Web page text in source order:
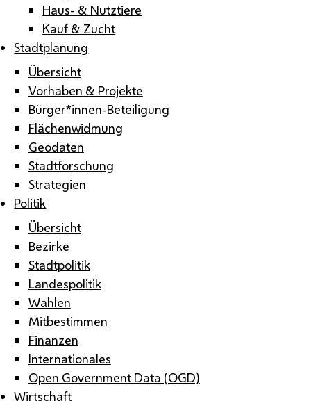
Haus- & Nutztiere
Kauf & Zucht
Stadtplanung
Übersicht
Vorhaben & Projekte
Bürger*innen-Beteiligung
Flächenwidmung
Geodaten
Stadtforschung
Strategien
Politik
Übersicht
Bezirke
Stadtpolitik
Landespolitik
Wahlen
Mitbestimmen
Finanzen
Internationales
Open Government Data (OGD)
Wirtschaft